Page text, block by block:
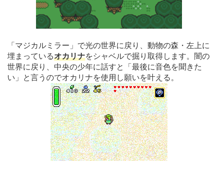
「マジカルミラー」で光の世界に戻り、動物の森・左上に
埋まっているオカリナをシャベルで掘り取得します。闇の
世界に戻り、中央の少年に話すと「最後に音色を聞きた
い」と言うのでオカリナを使用し願いを叶える。